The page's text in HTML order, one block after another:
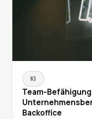
KI
Team-
Backoffice